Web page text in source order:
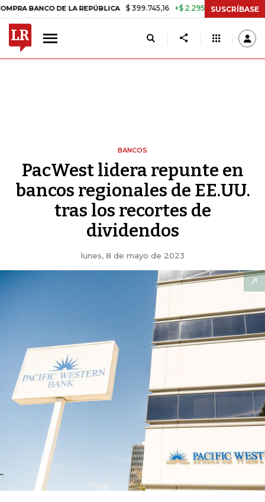
DE LA REPÚBLICA $ 399.745,16 +$ 2.295,71 +0,58% TASA DE
SUSCRÍBASE
BANCOS
PacWest lidera repunte en
bancos regionales de EE.UU.
tras los recortes de
dividendos
lunes, 8 de mayo de 2023